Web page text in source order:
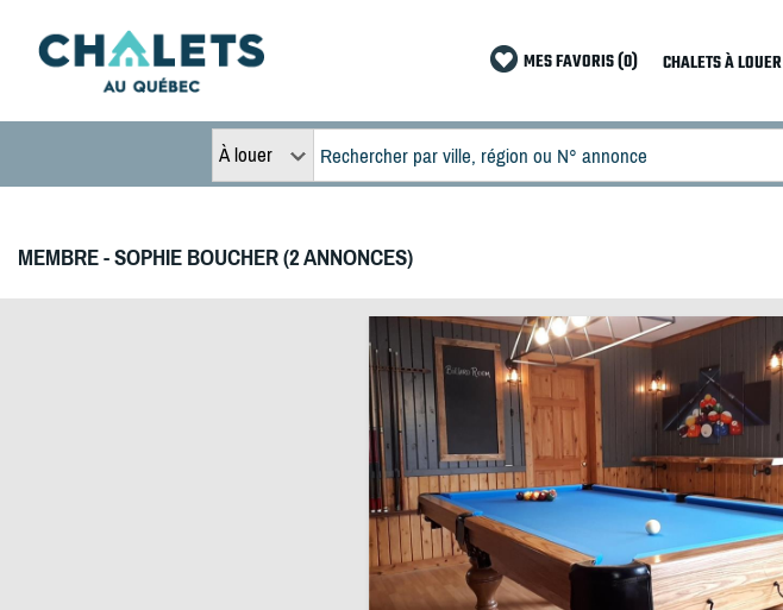
MES FAVORIS (0) CHALETS À LOUER
À louer
MEMBRE - SOPHIE BOUCHER (2 ANNONCES)